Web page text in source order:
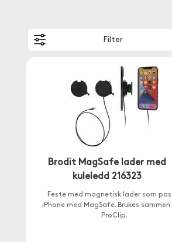
Filter
Brodit MagSafe lader med
kuleledd 216323
Feste med magnetisk lader som
iPhone med MagSafe. Brukes sammen
ProClip.